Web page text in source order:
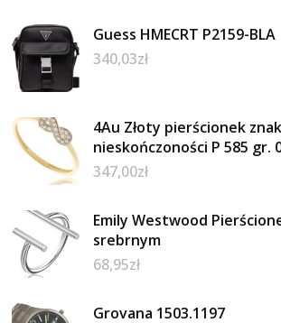
Guess HMECRT P2159-BLA
340,03zł
4Au Złoty pierścionek znak
nieskończoności P 585 gr.
347,00zł
Emily Westwood
srebrnym
68,95zł
Grovana 1503.1197